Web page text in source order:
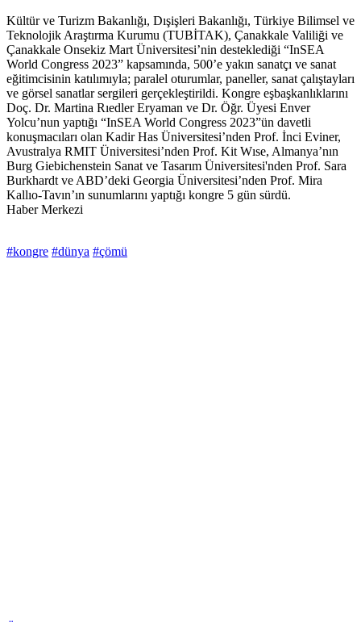
Kültür ve Turizm Bakanlığı, Dışişleri Bakanlığı, Türkiye Bilimsel ve
Teknolojik Araştırma Kurumu (TUBİTAK), Çanakkale Valiliği ve
Çanakkale Onsekiz Mart Üniversitesi’nin desteklediği “InSEA
World Congress 2023” kapsamında, 500’e yakın sanatçı ve sanat
eğitimcisinin katılımıyla; paralel oturumlar, paneller, sanat çalıştayları
ve görsel sanatlar sergileri gerçekleştirildi. Kongre eşbaşkanlıklarını
Doç. Dr. Martina Rıedler Eryaman ve Dr. Öğr. Üyesi Enver
Yolcu’nun yaptığı “InSEA World Congress 2023”ün davetli
konuşmacıları olan Kadir Has Üniversitesi’nden Prof. İnci Eviner,
Avustralya RMIT Üniversitesi’nden Prof. Kit Wıse, Almanya’nın
Burg Giebichenstein Sanat ve Tasarım Üniversitesi'nden Prof. Sara
Burkhardt ve ABD’deki Georgia Üniversitesi’nden Prof. Mira
Kallıo-Tavın’ın sunumlarını yaptığı kongre 5 gün sürdü.
Haber Merkezi
#kongre #dünya #çömü